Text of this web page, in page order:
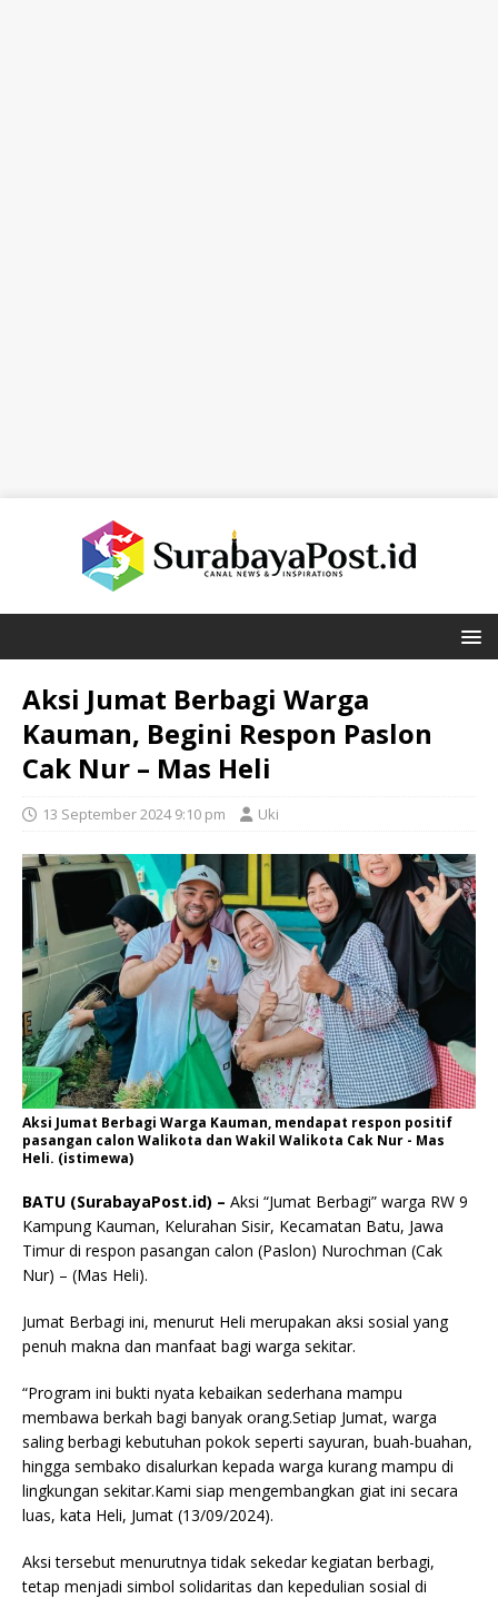
Aksi Jumat Berbagi Warga
Kauman, Begini Respon Paslon
Cak Nur – Mas Heli
13 September 2024 9:10 pm Uki
Aksi Jumat Berbagi Warga Kauman, mendapat respon positif
pasangan calon Walikota dan Wakil Walikota Cak Nur - Mas
Heli. (istimewa)
BATU (SurabayaPost.id) – Aksi “Jumat Berbagi” warga RW 9
Kampung Kauman, Kelurahan Sisir, Kecamatan Batu, Jawa
Timur di respon pasangan calon (Paslon) Nurochman (Cak
Nur) – (Mas Heli).
Jumat Berbagi ini, menurut Heli merupakan aksi sosial yang
penuh makna dan manfaat bagi warga sekitar.
“Program ini bukti nyata kebaikan sederhana mampu
membawa berkah bagi banyak orang.Setiap Jumat, warga
saling berbagi kebutuhan pokok seperti sayuran, buah-buahan,
hingga sembako disalurkan kepada warga kurang mampu di
lingkungan sekitar.Kami siap mengembangkan giat ini secara
luas, kata Heli, Jumat (13/09/2024).
Aksi tersebut menurutnya tidak sekedar kegiatan berbagi,
tetap menjadi simbol solidaritas dan kepedulian sosial di